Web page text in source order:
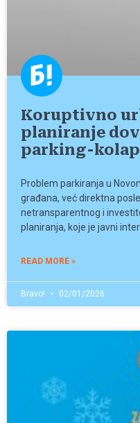
Koruptivno
planiranje
parking-
Problem parkiranja u
građana, već direktna
netransparentnog i
planiranja, koje je javni
READ MORE »
Bravo! 02/01/2026